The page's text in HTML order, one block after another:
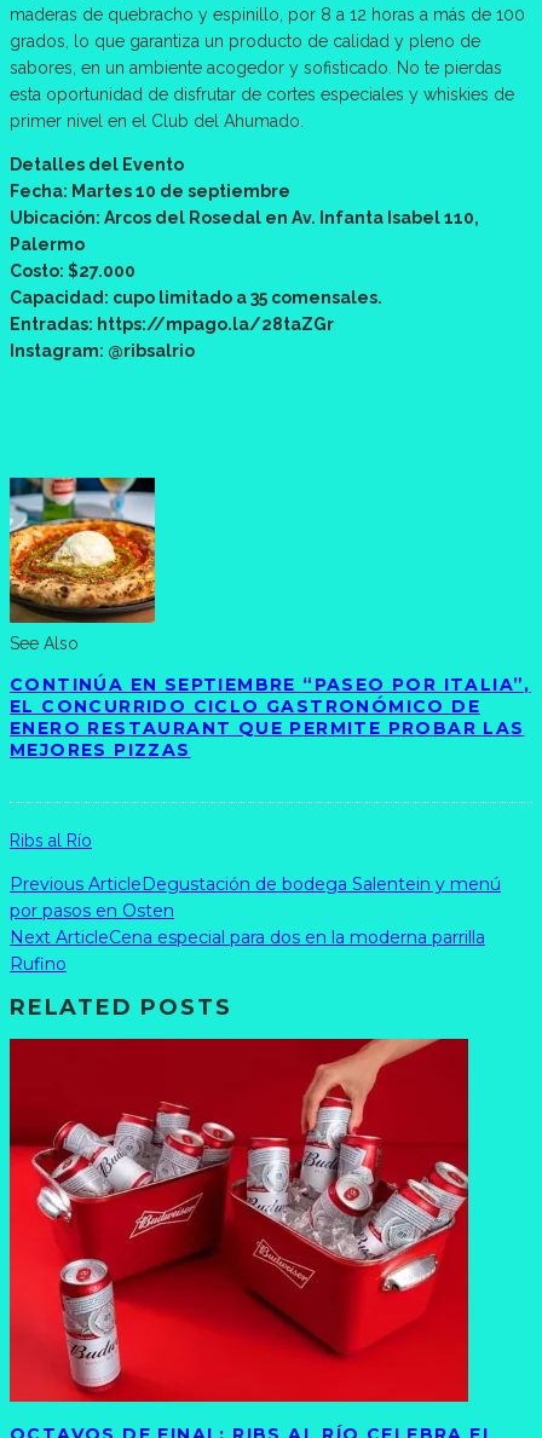
maderas de quebracho y espinillo, por 8 a 12 horas a más de 100
grados, lo que garantiza un producto de calidad y pleno de
sabores, en un ambiente acogedor y sofisticado. No te pierdas
esta oportunidad de disfrutar de cortes especiales y whiskies de
primer nivel en el Club del Ahumado.
Detalles del Evento
Fecha: Martes 10 de septiembre
Ubicación: Arcos del Rosedal en Av. Infanta Isabel 110,
Palermo
Costo: $27.000
Capacidad: cupo limitado a 35 comensales.
Entradas: https://mpago.la/28taZGr
Instagram: @ribsalrio
See Also
CONTINÚA EN SEPTIEMBRE “PASEO POR ITALIA”,
EL CONCURRIDO CICLO GASTRONÓMICO DE
ENERO RESTAURANT QUE PERMITE PROBAR LAS
MEJORES PIZZAS
Ribs al Río
Previous Article Degustación de bodega Salentein y menú
por pasos en Osten
Next ArticleCena especial para dos en la moderna parrilla
Rufino
RELATED POSTS